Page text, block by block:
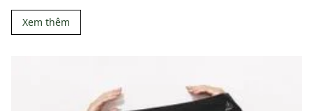
Xem thêm